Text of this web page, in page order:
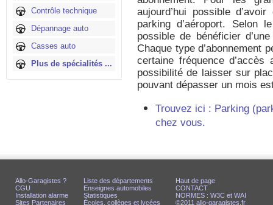
Contrôle technique
Dépannage auto
Casses auto
Plus de spécialités ...
aujourd’hui possible
parking d’aéroport. Selon
possible de bénéficier
Chaque type d’abonnement
certaine fréquence
possibilité de laisser sur
pouvant dépasser un mois
Trouvez ici : Parking
chez vous.
Allo-Garagistes ?
CGU
Installation alarme
Sites Partenaires
Liste des départements
Enseignes automobiles
Statistiques
Écoles, collèges et lycées
Haut de page
CONTACT
NORMES : W3C et WAI
©2011 allo-garagistes.fr